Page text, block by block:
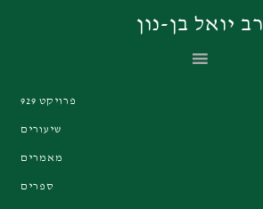
רב יואל בן-נון
פרויקט 929
שיעורים
מאמרים
ספרים